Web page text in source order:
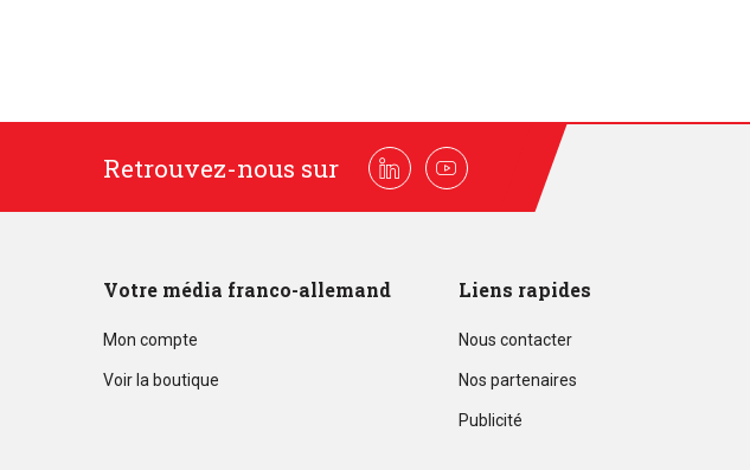
Retrouvez-nous sur LinkedinYoutube
Votre média franco-allemand
Mon compte
Voir la boutique
Liens rapides
Nous contacter
Nos partenaires
Publicité